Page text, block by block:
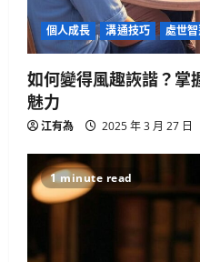
個人成長 溝通技巧 處世
如何變得風趣詼諧？掌
魅力
江有為 2025 年 3 月 27 日
1 minute read
GenAI
套？
4
美國AI
2025
貓咪真